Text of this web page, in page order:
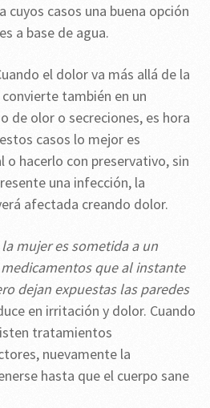
cuyos casos una buena opción
a base de agua.
el dolor va más allá de la
también en un
de olor o secreciones, es hora
casos lo mejor es
o hacerlo con preservativo, sin
una infección, la
afectada creando dolor.
mujer es sometida a un
que al instante
dejan expuestas las paredes
en irritación y dolor. Cuando
tratamientos
nuevamente la
hasta que el cuerpo sane